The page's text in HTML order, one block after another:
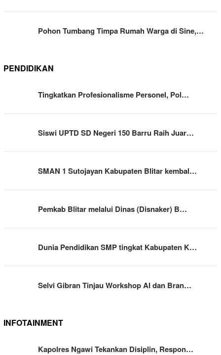
Pohon Tumbang Timpa Rumah Warga di Sine,…
PENDIDIKAN
Tingkatkan Profesionalisme Personel, Pol…
Siswi UPTD SD Negeri 150 Barru Raih Juar…
SMAN 1 Sutojayan Kabupaten Blitar kembal…
Pemkab Blitar melalui Dinas (Disnaker) B…
Dunia Pendidikan SMP tingkat Kabupaten K…
Selvi Gibran Tinjau Workshop AI dan Bran…
INFOTAINMENT
Kapolres Ngawi Tekankan Disiplin, Respon…